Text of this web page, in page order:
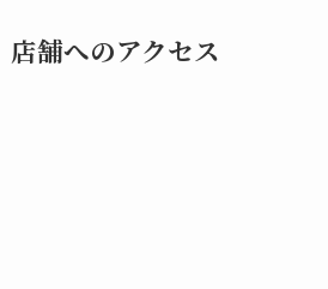
店舗へのアクセス